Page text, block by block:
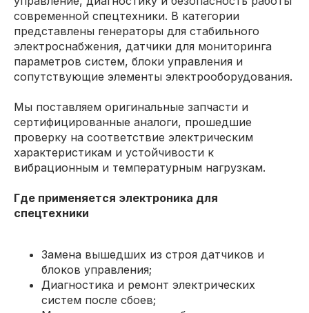
современной спецтехники. В категории
представлены генераторы для стабильного
электроснабжения, датчики для мониторинга
параметров систем, блоки управления и
сопутствующие элементы электрооборудования.
Мы поставляем оригинальные запчасти и
сертифицированные аналоги, прошедшие
проверку на соответствие электрическим
характеристикам и устойчивости к
вибрационным и температурным нагрузкам.
Где применяется электроника для
спецтехники
Замена вышедших из строя датчиков и
блоков управления;
Диагностика и ремонт электрических
систем после сбоев;